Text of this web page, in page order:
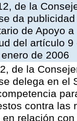
de la
da
de Apoyo
del artículo
de 2006
de la
delega en el
contra las
relación